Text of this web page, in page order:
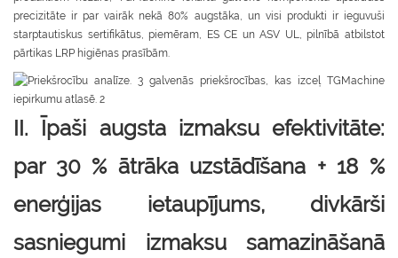
precizitāte ir par vairāk nekā 80% augstāka, un visi produkti ir ieguvuši
starptautiskus sertifikātus, piemēram, ES CE un ASV UL, pilnībā atbilstot
pārtikas LRP higiēnas prasībām.
II. Īpaši augsta izmaksu efektivitāte:
par 30 % ātrāka uzstādīšana + 18 %
enerģijas ietaupījums, divkārši
sasniegumi izmaksu samazināšanā